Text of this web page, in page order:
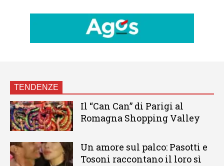
TENDENZE
Il “Can Can” di Parigi al
Romagna Shopping Valley
Un amore sul palco: Pasotti e
Tosoni raccontano il loro sì